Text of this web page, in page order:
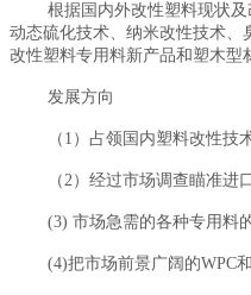
根据国内外改性塑料现状
动态硫化技术、纳米改性技术、
改性塑料专用料新产品和塑木型
发展方向
（1）占领国内塑料改性
（2）经过市场调查瞄准
(3) 市场急需的各种专用料
(4)把市场前景广阔的WPC